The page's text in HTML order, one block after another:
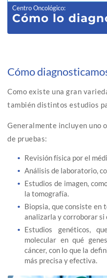
Centro Oncológico:
Cómo lo
Cómo
Como existe una gran
también distintos estudios
Generalmente incluyen uno
de pruebas:
Revisión física por el
Análisis de laboratorio,
Estudios de imagen,
la tomografía.
Biopsia, que consiste en
analizarla y corroborar si
Estudios genéticos,
molecular en qué
cáncer, con lo que la
más precisa y efectiva.